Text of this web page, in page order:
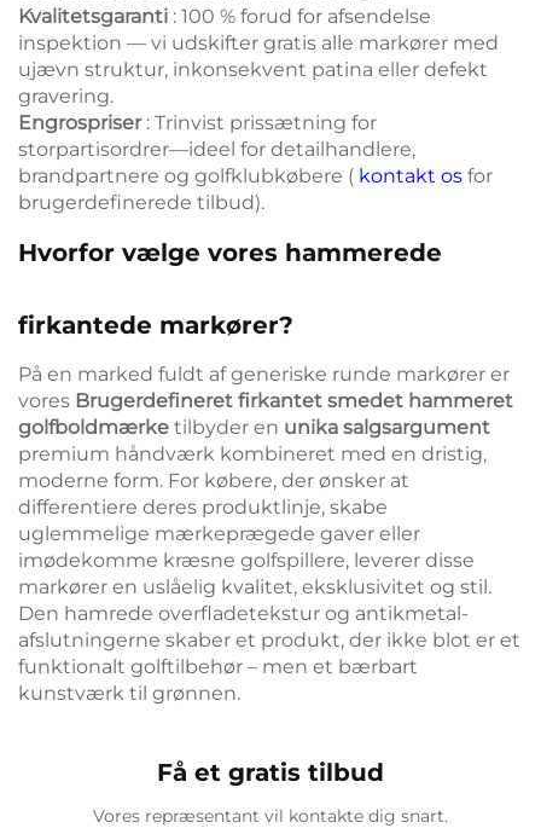
Kvalitetsgaranti : 100 % forud for afsendelse
inspektion — vi udskifter gratis alle markører med
ujævn struktur, inkonsekvent patina eller defekt
gravering.
Engrospriser : Trinvist prissætning for
storpartisordrer—ideel for detailhandlere,
brandpartnere og golfklubkøbere ( kontakt os for
brugerdefinerede tilbud).
Hvorfor vælge vores hammerede
firkantede markører?
På en marked fuldt af generiske runde markører er
vores Brugerdefineret firkantet smedet hammeret
golfboldmærke tilbyder en unika salgsargument
premium håndværk kombineret med en dristig,
moderne form. For købere, der ønsker at
differentiere deres produktlinje, skabe
uglemmelige mærkeprægede gaver eller
imødekomme kræsne golfspillere, leverer disse
markører en uslåelig kvalitet, eksklusivitet og stil.
Den hamrede overfladetekstur og antikmetal-
afslutningerne skaber et produkt, der ikke blot er et
funktionalt golftilbehør – men et bærbart
kunstværk til grønnen.
Få et gratis tilbud
Vores repræsentant vil kontakte dig snart.